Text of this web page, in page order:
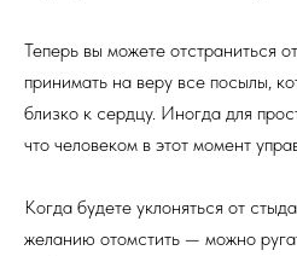
Теперь вы можете отстраниться
принимать на веру все посылы,
близко к сердцу. Иногда для
что человеком в этот момент
Когда будете уклоняться от
желанию отомстить — можно